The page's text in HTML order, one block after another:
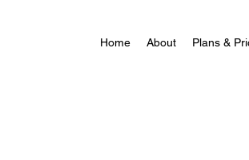
Home About Plans &